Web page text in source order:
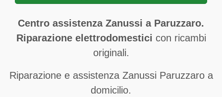
Centro assistenza Zanussi a Paruzzaro.
Riparazione elettrodomestici con ricambi
originali.
Riparazione e assistenza Zanussi Paruzzaro a
domicilio.